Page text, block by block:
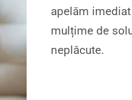
apelăm
mulțime de
neplăcute.